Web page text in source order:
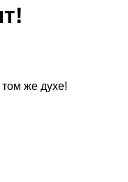
же духе!